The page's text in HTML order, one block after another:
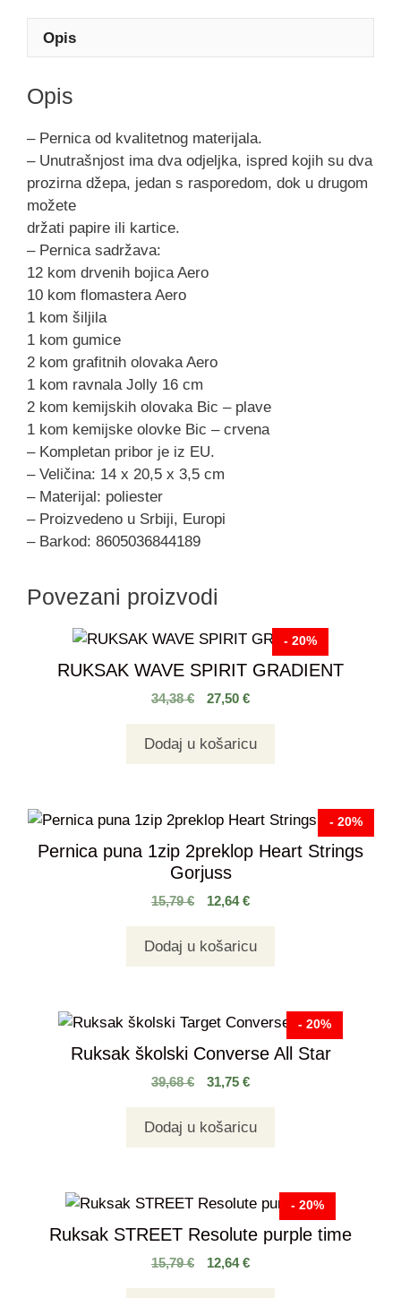
Opis
Opis
– Pernica od kvalitetnog materijala.
– Unutrašnjost ima dva odjeljka, ispred kojih su dva
prozirna džepa, jedan s rasporedom, dok u drugom
možete
držati papire ili kartice.
– Pernica sadržava:
12 kom drvenih bojica Aero
10 kom flomastera Aero
1 kom šiljila
1 kom gumice
2 kom grafitnih olovaka Aero
1 kom ravnala Jolly 16 cm
2 kom kemijskih olovaka Bic – plave
1 kom kemijske olovke Bic – crvena
– Kompletan pribor je iz EU.
– Veličina: 14 x 20,5 x 3,5 cm
– Materijal: poliester
– Proizvedeno u Srbiji, Europi
– Barkod: 8605036844189
Povezani proizvodi
- 20%
RUKSAK WAVE SPIRIT GRADIENT
34,38€ 27,50 €
Dodaj u košaricu
- 20%
Pernica puna 1zip 2preklop Heart Strings
Gorjuss
15,79€ 12,64€
Dodaj u košaricu
- 20%
Ruksak školski Converse All Star
39,68€ 31,75 €
Dodaj u košaricu
- 20%
Ruksak STREET Resolute purple time
15,79€ 12,64€